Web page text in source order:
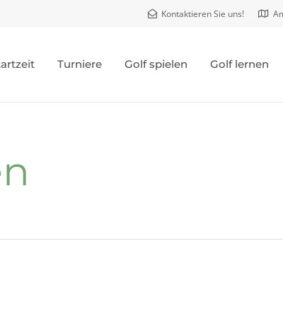
Kontaktieren Sie uns!
Turniere Golf spielen Golf lernen